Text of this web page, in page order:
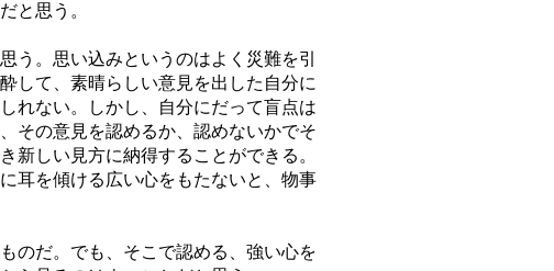
と思う。
。思い込みというのはよく災難を引
して、素晴らしい意見を出した自分に
れない。しかし、自分にだって盲点は
その意見を認めるか、認めないかでそ
新しい見方に納得することができる。
耳を傾ける広い心をもたないと、物事
のだ。でも、そこで認める、強い心を